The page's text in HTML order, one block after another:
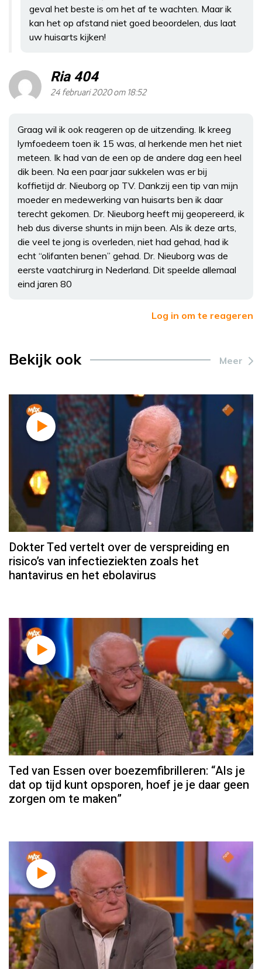
geval het beste is om het af te wachten. Maar ik
kan het op afstand niet goed beoordelen, dus laat
uw huisarts kijken!
Ria 404
24 februari 2020 om 18:52
Graag wil ik ook reageren op de uitzending. Ik kreeg
lymfoedeem toen ik 15 was, al herkende men het niet
meteen. Ik had van de een op de andere dag een heel
dik been. Na een paar jaar sukkelen was er bij
koffietijd dr. Nieuborg op TV. Dankzij een tip van mijn
moeder en medewerking van huisarts ben ik daar
terecht gekomen. Dr. Nieuborg heeft mij geopereerd, ik
heb dus diverse shunts in mijn been. Als ik deze arts,
die veel te jong is overleden, niet had gehad, had ik
echt “olifanten benen” gehad. Dr. Nieuborg was de
eerste vaatchirurg in Nederland. Dit speelde allemaal
eind jaren 80
Log in om te reageren
Bekijk ook Meer
Dokter Ted vertelt over de verspreiding en
risico’s van infectieziekten zoals het
hantavirus en het ebolavirus
Ted van Essen over boezemfibrilleren: “Als je
dat op tijd kunt opsporen, hoef je je daar geen
zorgen om te maken”